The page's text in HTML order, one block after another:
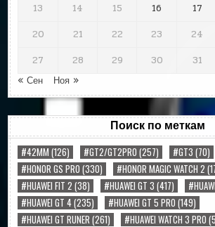
13
14 15 16 17
20
21 22 23 24
27
28 29 30
31
« Сен
Ноя »
Поиск по меткам
#42MM (126) #GT2/GT2PRO (257) #GT3 (70)
#HONOR GS PRO (330) #HONOR MAGIC WATCH 2
#HUAWEI FIT 2 (38) #HUAWEI GT 3 (417)
#HUAWEI GT 4(235) #HUAWEI GT 5 PRO (149)
#HUAWEI GT RUNER (261) #HUAWEI WATCH 3 PRO